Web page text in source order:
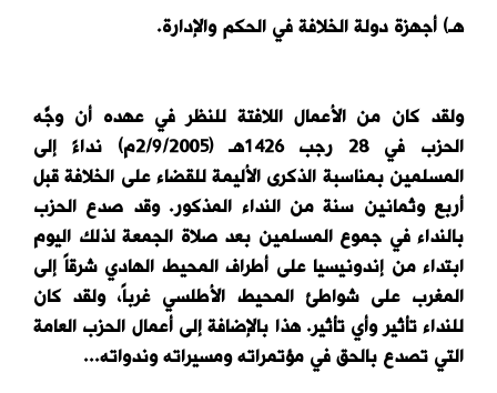
هـ) أجهزة دولة الخلافة في الحكم والإدارة.
ولقد كان من الأعمال اللافتة للنظر في عهده أن وجَّه
الحزب في 28 رجب 1426هـ (2/9/2005م) نداءً إلى
المسلمين بمناسبة الذكرى الأليمة للقضاء على الخلافة قبل
أربع وثمانين سنة من النداء المذكور. وقد صدع الحزب
بالنداء في جموع المسلمين بعد صلاة الجمعة لذلك اليوم
ابتداء من إندونيسيا على أطراف المحيط الهادي شرقاً إلى
المغرب على شواطئ المحيط الأطلسي غرباً، ولقد كان
للنداء تأثير وأي تأثير. هذا بالإضافة إلى أعمال الحزب العامة
التي تصدع بالحق في مؤتمراته ومسيراته وندواته...